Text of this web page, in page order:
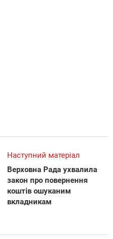
Наступний матеріал
Верховна Рада ухвалила
закон про повернення
коштів ошуканим
вкладникам